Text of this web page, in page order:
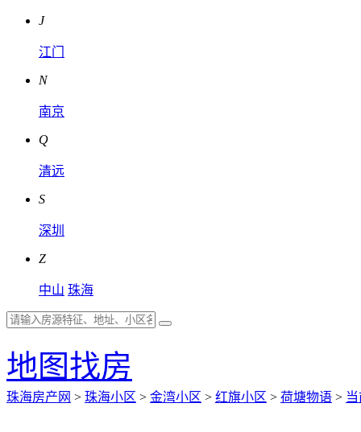
J
江门
N
南京
Q
清远
S
深圳
Z
中山 珠海
地图找房
珠海房产网 > 珠海小区 > 金湾小区 > 红旗小区 > 荷塘物语 >